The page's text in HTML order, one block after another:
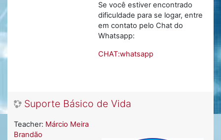
Se você estiver encontrado
dificuldade para se logar, entre
em contato pelo Chat do
Whatsapp:
CHAT:whatsapp
Suporte Básico de Vida
Teacher: Márcio Meira
Brandão